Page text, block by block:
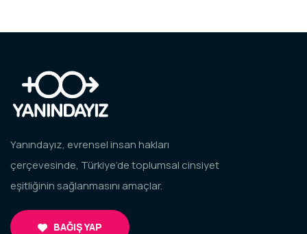
Yanındayız, evrensel insan hakları
çerçevesinde, Türkiye’de toplumsal cinsiyet
eşitliğinin sağlanmasını amaçlar.
BAĞIŞ YAP